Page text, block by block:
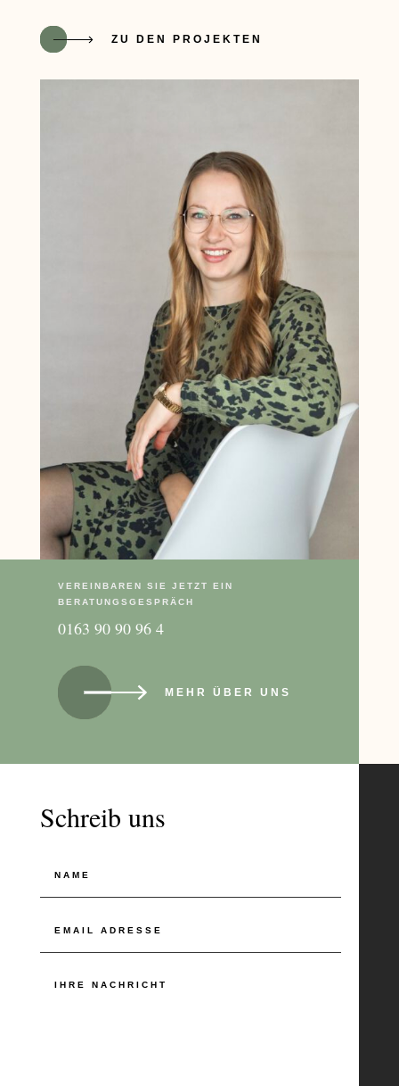
ZU DEN PROJEKTEN
VEREINBAREN SIE JETZT EIN
BERATUNGSGESPRÄCH
0163 90 90 96 4
MEHR ÜBER UNS
Schreib uns